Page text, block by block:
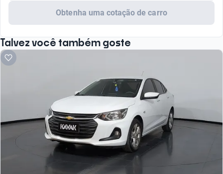
Obtenha uma cotação de carro
Talvez você também goste